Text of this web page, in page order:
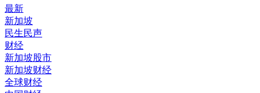
最新
新加坡
民生民声
财经
新加坡股市
新加坡财经
全球财经